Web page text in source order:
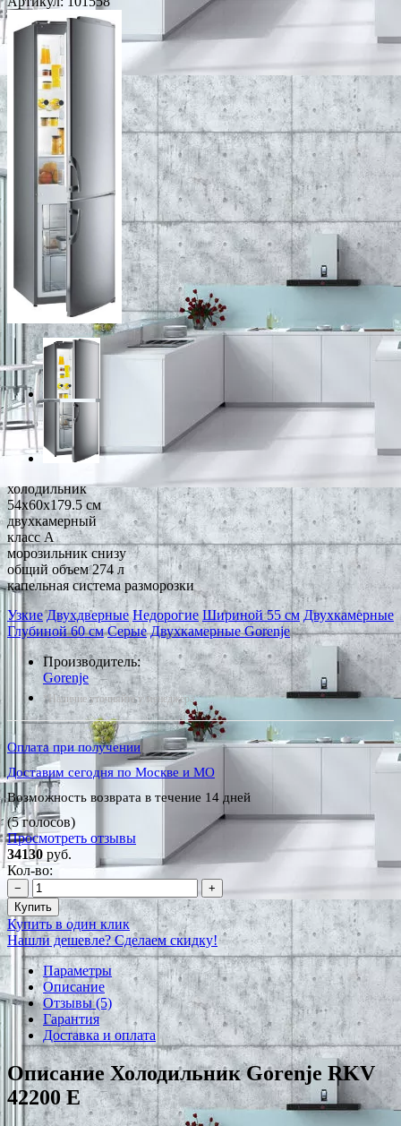
холодильник
54x60x179.5 см
двухкамерный
класс A
морозильник снизу
общий объем 274 л
капельная система разморозки
Узкие Двухдверные Недорогие Шириной 55 см Двухкамерные
Глубиной 60 см Серые Двухкамерные Gorenje
Производитель:
Gorenje
*Наличие уточняйте у менеджера
Оплата при получении
Доставим сегодня по Москве и МО
Возможность возврата в течение 14 дней
(5 голосов)
Просмотреть отзывы
34130 руб.
Кол-во:
−
+
Купить
Купить в один клик
Нашли дешевле? Сделаем скидку!
Параметры
Описание
Отзывы (5)
Гарантия
Доставка и оплата
Описание Холодильник Gorenje RKV
42200 E